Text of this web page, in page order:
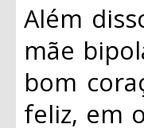
Além
mãe
bom
feliz, em